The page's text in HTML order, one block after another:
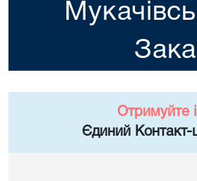
Отримуйте
Єдиний Контакт-